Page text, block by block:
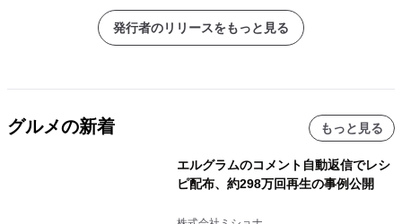
発行者のリリースをもっと見る
グルメの新着 もっと見る
エルグラムのコメント自動返信でレシ
ピ配布、約298万回再生の事例公開